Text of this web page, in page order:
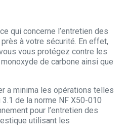
qui concerne l’entretien des
à votre sécurité. En effet,
vous protégez contre les
de carbone ainsi que
a minima les opérations telles
de la norme NF X50-010
pour l’entretien des
utilisant les